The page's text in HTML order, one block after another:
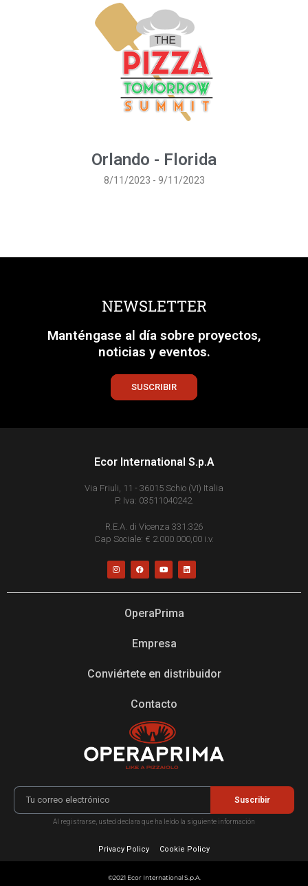
Orlando - Florida
8/11/2023 - 9/11/2023
NEWSLETTER
Manténgase al día sobre proyectos,
noticias y eventos.
SUSCRIBIR
Ecor International S.p.A
Via Friuli, 11 - 36015 Schio (VI) Italia
P. Iva: 03511040242.
R.E.A. di Vicenza 331.326
Cap Sociale: € 2.000.000,00 i.v.
OperaPrima
Empresa
Conviértete en distribuidor
Contacto
Suscribir
Al registrarse, usted declara que ha leído la siguiente información
Privacy Policy Cookie Policy
©2021 Ecor International S.p.A.